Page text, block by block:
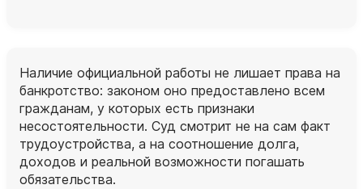
Наличие официальной работы не лишает права на
банкротство: законом оно предоставлено всем
гражданам, у которых есть признаки
несостоятельности. Суд смотрит не на сам факт
трудоустройства, а на соотношение долга,
доходов и реальной возможности погашать
обязательства.